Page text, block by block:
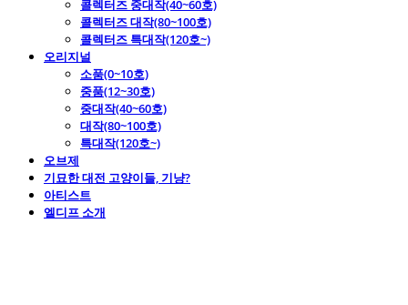
콜렉터즈 중대작(40~60호)
콜렉터즈 대작(80~100호)
콜렉터즈 특대작(120호~)
오리지널
소품(0~10호)
중품(12~30호)
중대작(40~60호)
대작(80~100호)
특대작(120호~)
오브제
기묘한 대전 고양이들, 기냥?
아티스트
엘디프 소개